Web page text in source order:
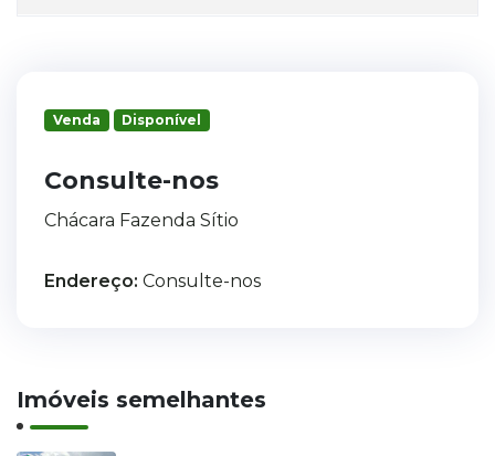
Venda Disponível
Consulte-nos
Chácara Fazenda Sítio
Endereço: Consulte-nos
Imóveis semelhantes